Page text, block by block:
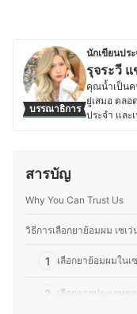
บรรณาธิการ
นักเขียนปร
รุจระวี
คุณน้ำเป็นค
ยู่เสมอ ตล
ประจำ และ
แต่ละแบบมี
ต้องการแบ่
อย่างมั่นใจ
ประวัติ
สารบัญ
Why You Can Trust Us
วิธีการเลือกยาย้อมผม เซเว่
1 เลือกยาย้อมผมใน
2 เลือกจากประเภทข